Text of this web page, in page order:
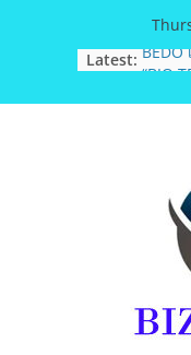
Latest:
“BIO
ผลิตภั
ทธิฯ”
ถิ่น 8
สตาร์
&
8 เมื
ซัพพล
เศรษ
เงินสะ
ฟุตซอ